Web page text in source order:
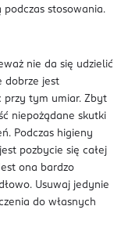
podczas stosowania.
nie da się udzielić
dobrze jest
przy tym umiar. Zbyt
niepożądane skutki
Podczas higieny
pozbycie się całej
ona bardzo
Usuwaj jedynie
do własnych